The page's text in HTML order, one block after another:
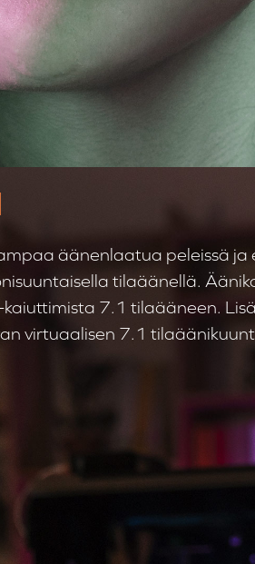
äänenlaatua peleissä ja
tilaäänellä.
7.1 tilaääneen.
virtuaalisen 7.1